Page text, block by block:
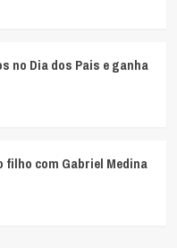
no Dia dos Pais e ganha
com Gabriel Medina